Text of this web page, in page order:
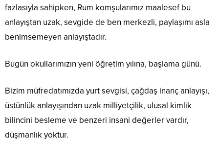
fazlasıyla sahipken, Rum komşularımız maalesef bu
anlayıştan uzak, sevgide de ben merkezli, paylaşımı asla
benimsemeyen anlayıştadır.
Bugün okullarımızın yeni öğretim yılına, başlama günü.
Bizim müfredatımızda yurt sevgisi, çağdaş inanç anlayışı,
üstünlük anlayışından uzak milliyetçilik, ulusal kimlik
bilincini besleme ve benzeri insani değerler vardır,
düşmanlık yoktur.